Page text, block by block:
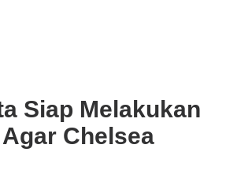
Siap Melakukan
Chelsea